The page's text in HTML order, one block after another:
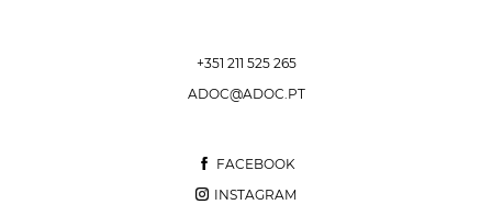
+351 211 525 265
ADOC@ADOC.PT
FACEBOOK
INSTAGRAM